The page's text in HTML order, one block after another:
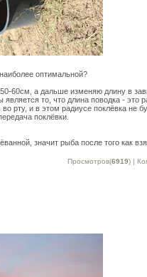
оптимальной?
60см, а дальше изменяю длину в
то, что длина поводка - это
рту, и в этом радиусе поклёвка не
поклёвки.
значит рыба после того как
Просмотров(6919) |